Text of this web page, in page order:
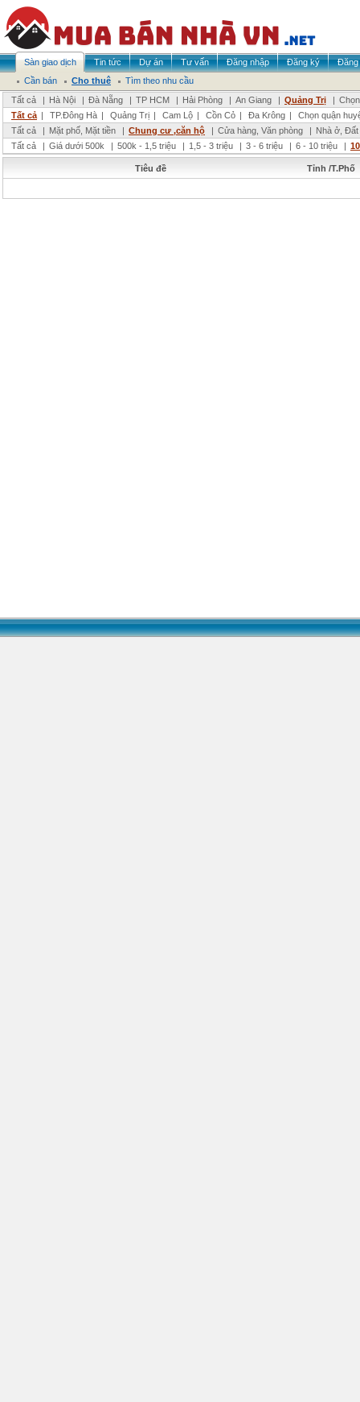
Sàn giao dịch Tin tức Dự án Tư vấn Đăng nhập Đăng ký
Đăng
Cần bán
Cho thuê
Tìm theo nhu cầu
Tất cả
| Hà Nội | Đà Nẵng | TP HCM | Hải Phòng | An Giang | Quảng Trị |
Tất cả | TP.Đông Hà | Quảng Trị | Cam Lộ | Cồn Cỏ | Đa Krông |
Chọn quận
Tất cả
| Mặt phố, Mặt tiền | Chung cư ,căn hộ | Cửa hàng, Văn phòng | Nhà ở,
Tất cả
| Giá dưới 500k | 500k - 1,5 triệu | 1,5 - 3 triệu | 3 - 6 triệu | 6 - 10 triệu |
Tiêu đề Tỉnh /T.Phố